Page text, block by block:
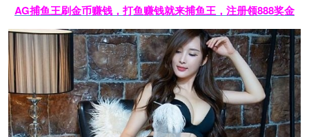
AG捕鱼王刷金币赚钱，打鱼赚钱就来捕鱼王，注册领888奖金